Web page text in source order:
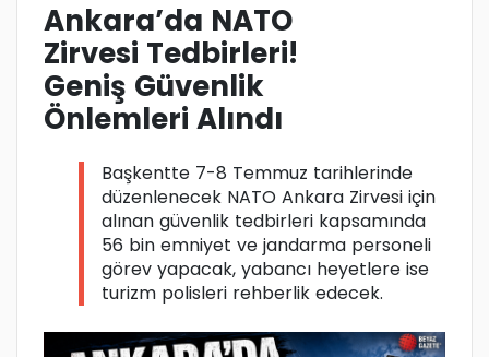
Ankara’da NATO
Zirvesi Tedbirleri!
Geniş Güvenlik
Önlemleri Alındı
Başkentte 7-8 Temmuz tarihlerinde
düzenlenecek NATO Ankara Zirvesi için
alınan güvenlik tedbirleri kapsamında
56 bin emniyet ve jandarma personeli
görev yapacak, yabancı heyetlere ise
turizm polisleri rehberlik edecek.